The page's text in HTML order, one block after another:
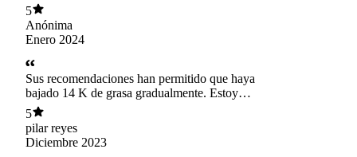
5
Anónima
Enero 2024
Sus recomendaciones han permitido que haya
bajado 14 K de grasa gradualmente. Estoy
FELIZ, Nico es lo más amorosa y seca que
hay!!!!
5
pilar reyes
Diciembre 2023